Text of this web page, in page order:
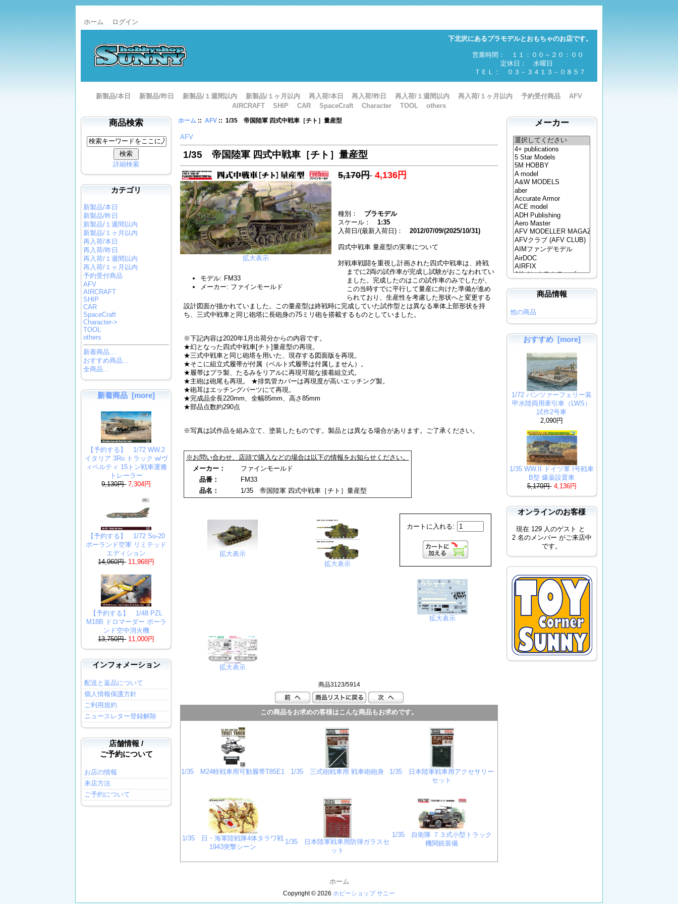
ホーム ログイン
下北沢にあるプラモデルとおもちゃのお店です。
営業時間： １１：００～２０：００
定休日： 水曜日
ＴＥＬ： ０３－３４１３－０８５７
新製品/本日 新製品/昨日 新製品/１週間以内 新製品/１ヶ月以内 再入荷/本日 再入荷/昨日 再入荷/１週間以内 再入荷/１ヶ月以内 予約受付商品
AFV
AIRCRAFT
SHIP CAR SpaceCraft Character TOOL others
商品検索
詳細検索
カテゴリ
新製品/本日
新製品/昨日
新製品/１週間以内
新製品/１ヶ月以内
再入荷/本日
再入荷/昨日
再入荷/１週間以内
再入荷/１ヶ月以内
予約受付商品
AFV
AIRCRAFT
SHIP
CAR
SpaceCraft
Character->
TOOL
others
新着商品...
おすすめ商品...
全商品...
新着商品 [more]
【予約する】 1/72 WW.2
イタリア 3Ro トラック w/ヴ
ィベルティ 15トン戦車運搬
トレーラー
9,130円 7,304円
【予約する】 1/72 Su-20
ポーランド空軍 リミテッド
エディション
14,960円 11,968円
【予約する】 1/48 PZL
M18B ドロマーダー ポーラ
ンド空中消火機
13,750円 11,000円
インフォメーション
配送と返品について
個人情報保護方針
ご利用規約
ニュースレター登録解除
店舗情報 /
ご予約について
お店の情報
来店方法
ご予約について
ホーム ::AFV :: 1/35 帝国陸軍 四式中戦車［チト］量産型
AFV
1/35 帝国陸軍 四式中戦車［チト］量産型
拡大表示
5,170円 4,136円
モデル: FM33
メーカー: ファインモールド
種別： プラモデル
スケール：1:35
入荷日/(最新入荷日)：2012/07/09/(2025/10/31)
四式中戦車 量産型の実車について
対戦車戦闘を重視し計画された四式中戦車は、終戦
までに2両の試作車が完成し試験がおこなわれてい
ました。完成したのはこの試作車のみでしたが、
この当時すでに平行して量産に向けた準備が進め
られており、生産性を考慮した形状へと変更する
設計図面が描かれていました。この量産型は終戦時に完成していた試作型とは異なる車体上部形状を持
ち、三式中戦車と同じ砲塔に長砲身の75ミリ砲を搭載するものとしていました。
※下記内容は2020年1月出荷分からの内容です。
★幻となった四式中戦車[チト]量産型の再現。
★三式中戦車と同じ砲塔を用いた、現存する図面版を再現。
★そこに組立式履帯が付属（ベルト式履帯は付属しません）。
★履帯はプラ製、たるみをリアルに再現可能な接着組立式。
★主砲は砲尾も再現。 ★排気管カバーは再現度が高いエッチング製。
★砲耳はエッチングパーツにて再現。
★完成品全長220mm、全幅85mm、高さ85mm
★部品点数約290点
※写真は試作品を組み立て、塗装したものです。製品とは異なる場合があります。ご了承ください。
※お問い合わせ、店頭で購入などの場合は以下の情報をお知らせください。
メーカー：
ファインモールド
品番：
FM33
品名：
1/35 帝国陸軍 四式中戦車［チト］量産型
カートに入れる:
拡大表示
拡大表示
拡大表示
拡大表示
商品3123/5914
この商品をお求めの客様はこんな商品もお求めです。
1/35 M24軽戦車用可動履帯T85E1 1/35 三式砲戦車用 戦車砲砲身
1/35 日本陸軍戦車用アクセサリー
セット
1/35 日・海軍陸戦隊4体タラワ戦
1943突撃シーン
1/35 日本陸軍戦車用防弾ガラスセ
ット
1/35 自衛隊 ７３式小型トラック
機関銃装備
メーカー
商品情報
他の商品
おすすめ [more]
1/72 パンツァーフェリー装
甲水陸両用牽引車（LWS）
試作2号車
2,090円
1/35 WW.II ドイツ軍 I号戦車
B型 爆薬設置車
5,170円 4,136円
オンラインのお客様
現在 129 人のゲスト と
2 名のメンバー がご来店中
です。
ホーム
Copyright © 2026 ホビーショップ サニー